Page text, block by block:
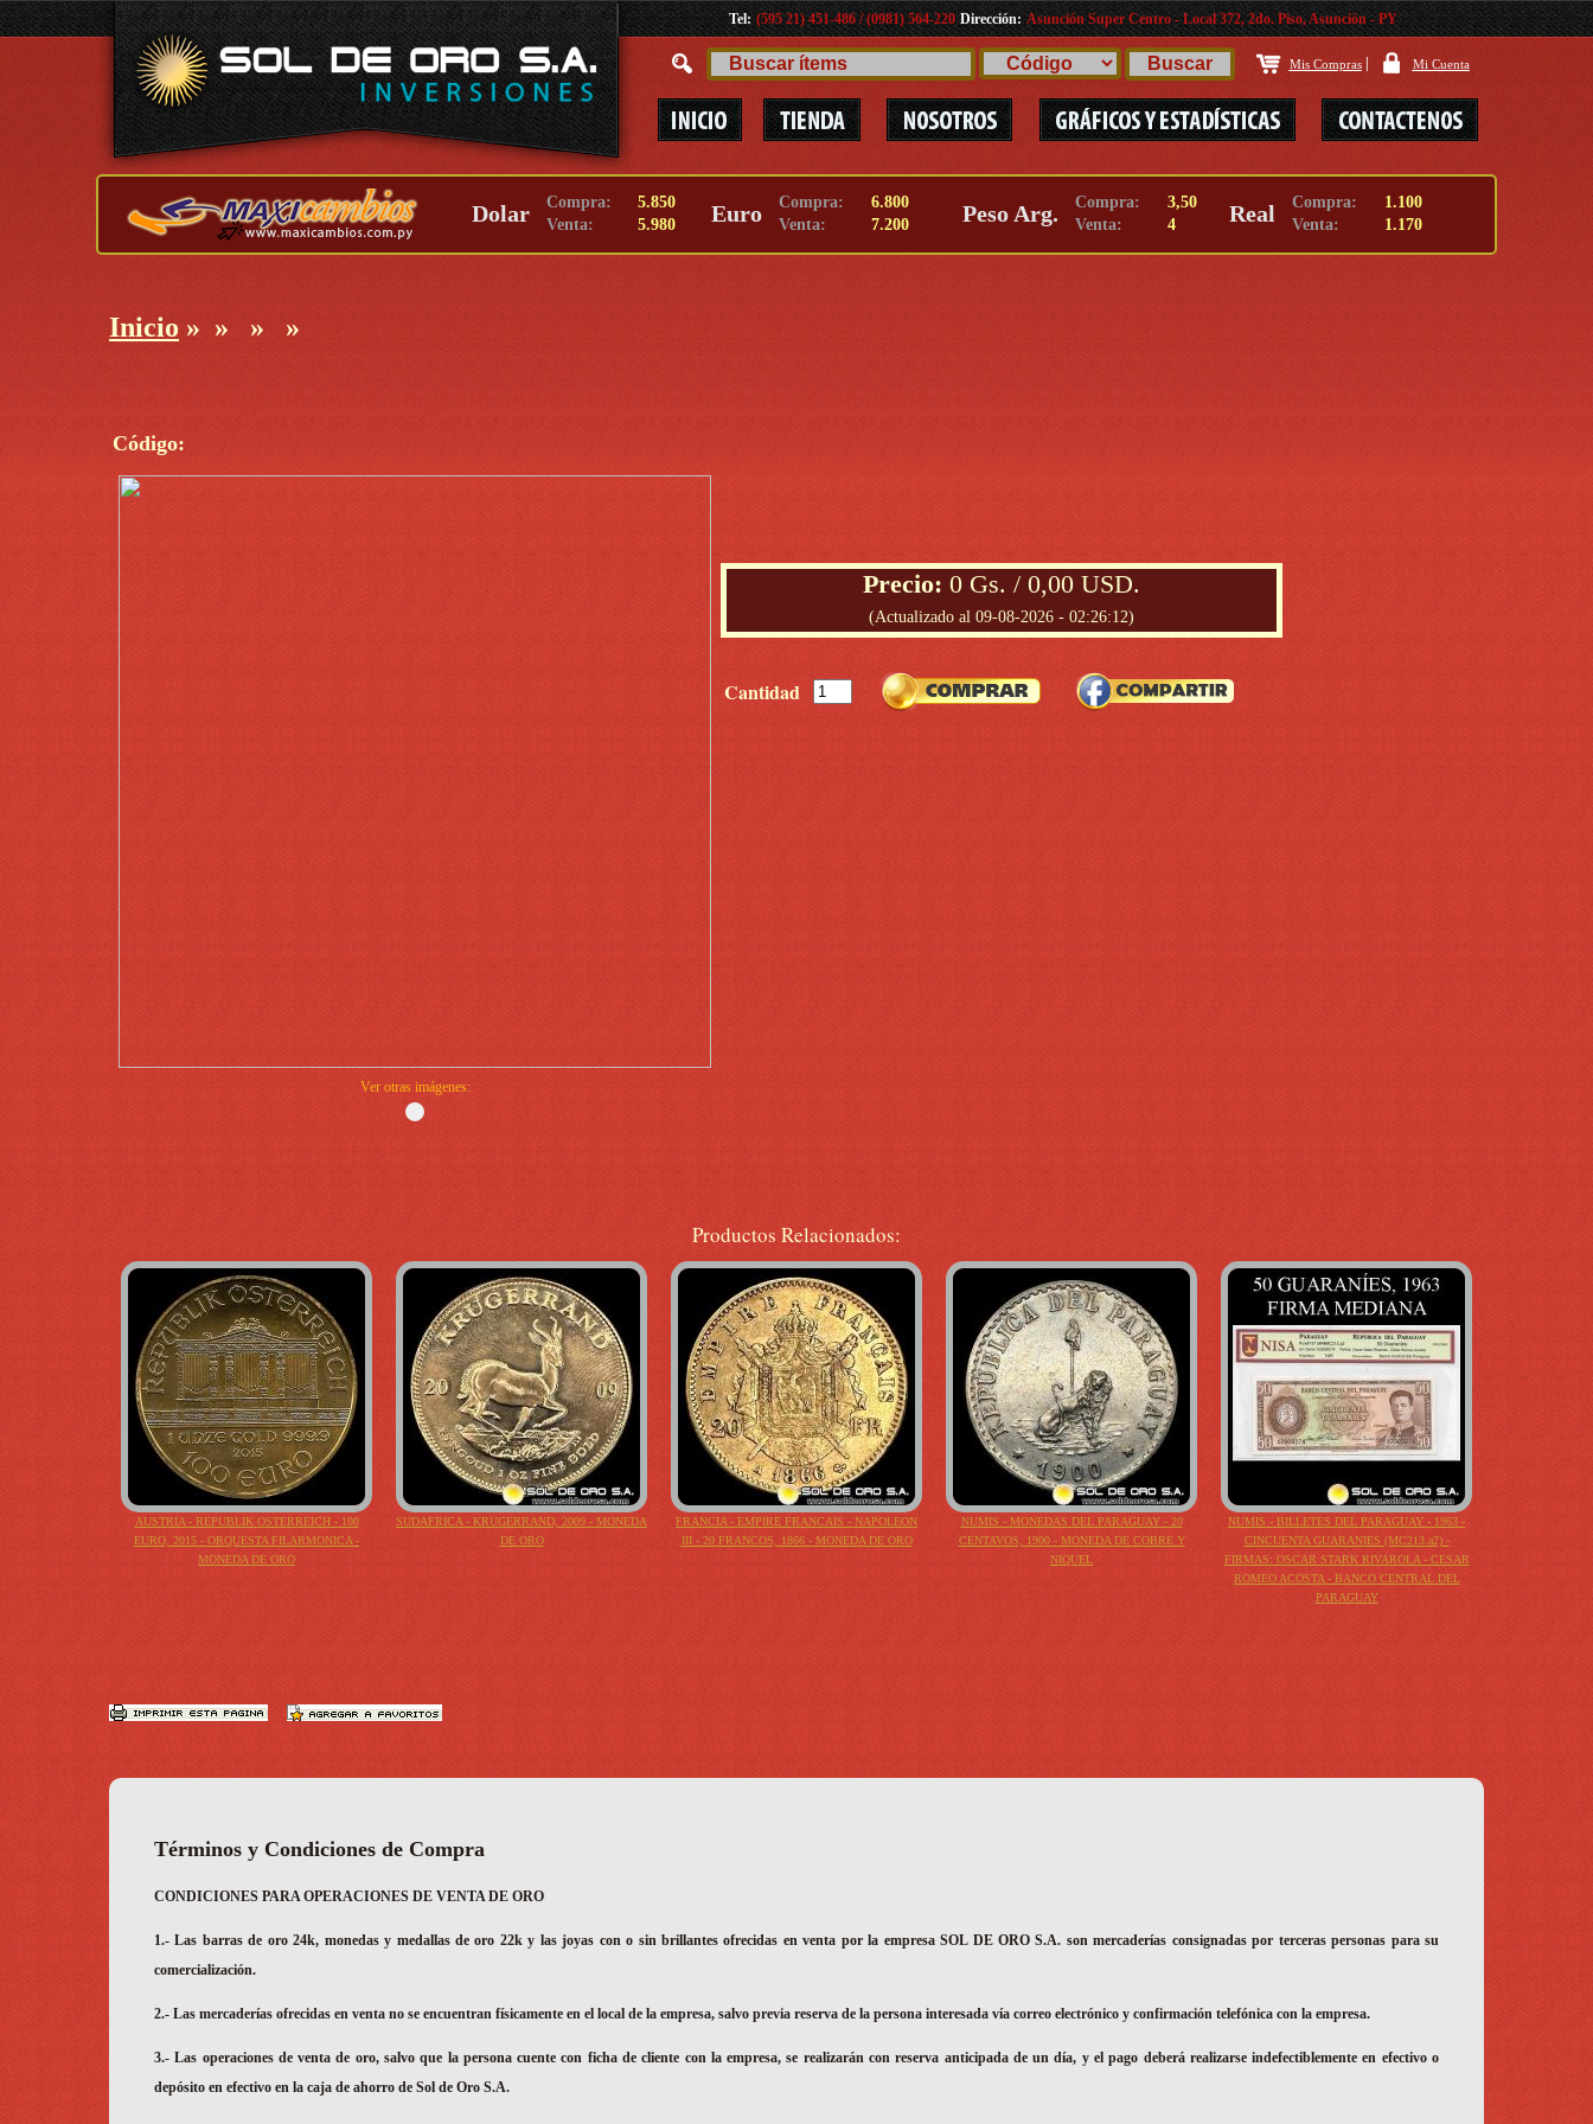
Tel: (595 21) 451-486 / (0981) 564-220 Dirección: Asunción Super Centro - Local 372, 2do. Piso, Asunción - PY
Mis Compras Mi Cuenta
Dolar Compra: 5.850 Euro Compra: 6.800 Peso Arg. Compra: 3,50 Real Compra:
1.100
Venta:
5.980 Venta: 7.200 Venta: 4 Venta: 1.170
Inicio » » » »
Código:
Ver otras imágenes:
Precio: 0 Gs. / 0,00 USD.
(Actualizado al 09-08-2026 - 02:26:12)
Cantidad
Productos Relacionados:
AUSTRIA - REPUBLIK OSTERREICH - 100
EURO, 2015 - ORQUESTA FILARMONICA -
MONEDA DE ORO
SUDAFRICA - KRUGERRAND, 2009 - MONEDA
DE ORO
FRANCIA - EMPIRE FRANCAIS - NAPOLEON
III - 20 FRANCOS, 1866 - MONEDA DE ORO
NUMIS - MONEDAS DEL PARAGUAY - 20
CENTAVOS, 1900 - MONEDA DE COBRE Y
NIQUEL
NUMIS - BILLETES DEL PARAGUAY - 1963 -
CINCUENTA GUARANIES (MC213.a2) -
FIRMAS: OSCAR STARK RIVAROLA - CESAR
ROMEO ACOSTA - BANCO CENTRAL DEL
PARAGUAY